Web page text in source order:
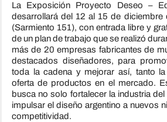
La Exposición Proyecto Deseo –
desarrollará del 12 al 15 de diciembre
(Sarmiento 151), con entrada libre y
de un plan de trabajo que se realizó
más de 20 empresas fabricantes de
destacados diseñadores, para
toda la cadena y mejorar así, tanto
oferta de productos en el mercado.
busca no solo fortalecer la industria del
impulsar el diseño argentino a nuevos
competitividad.